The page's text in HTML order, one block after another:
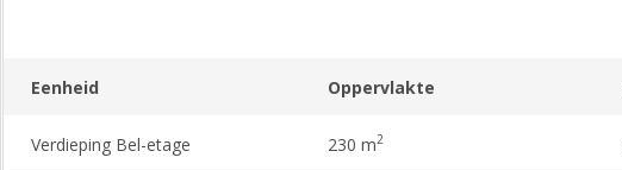
Eenheid Oppervlakte
Verdieping Bel-etage 230 m2